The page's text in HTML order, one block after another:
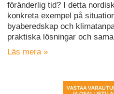
föränderlig tid? I detta
konkreta exempel på
byaberedskap och
praktiska lösningar och
Läs mera »